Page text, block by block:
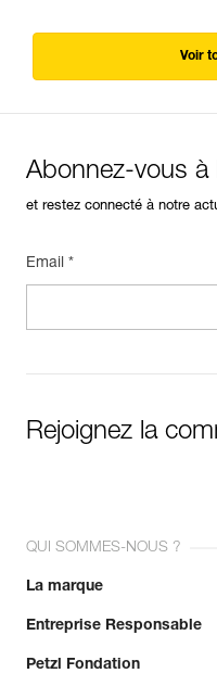
Voir
Abonnez-vous à
et restez connecté à notre
Email *
Rejoignez la
QUI SOMMES-NOUS ?
La marque
Entreprise Responsable
Petzl Fondation